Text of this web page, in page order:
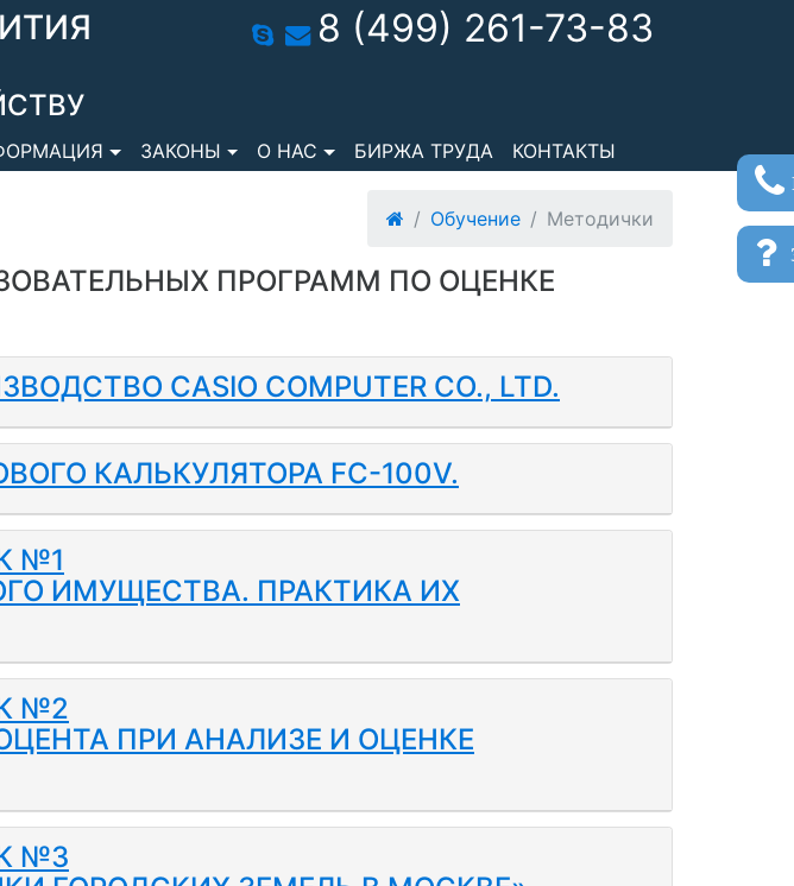
8 (499) 261-73-83
ЗАКОНЫ О НАС БИРЖА ТРУДА КОНТАКТЫ
Обучение Методички
ПРОГРАММ ПО ОЦЕНКЕ
CASIO COMPUTER CO., LTD.
КАЛЬКУЛЯТОРА FC-100V.
№1
ИМУЩЕСТВА. ПРАКТИКА ИХ
№2
ПРИ АНАЛИЗЕ И ОЦЕНКЕ
№3